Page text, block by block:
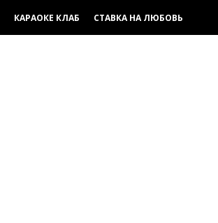
КАРАОКЕ КЛАБ СТАВКА НА ЛЮБОВЬ